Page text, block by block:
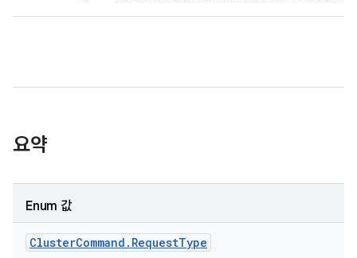
요약
Enum 값
ClusterCommand . RequestType